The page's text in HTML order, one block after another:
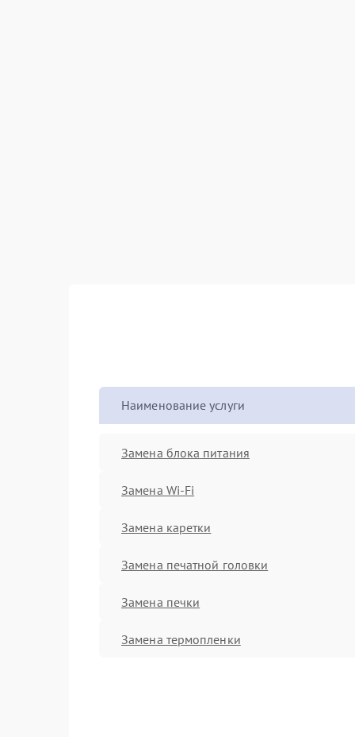
Наименование услуги
Замена блока питания
Замена Wi-Fi
Замена каретки
Замена печатной головки
Замена печки
Замена термопленки